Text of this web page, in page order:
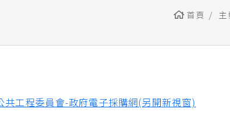
首頁
共工程委員會-政府電子採購網(另開新視窗)